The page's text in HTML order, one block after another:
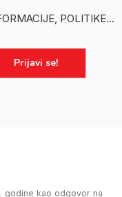
POLITIKE...
godine kao odgovor na